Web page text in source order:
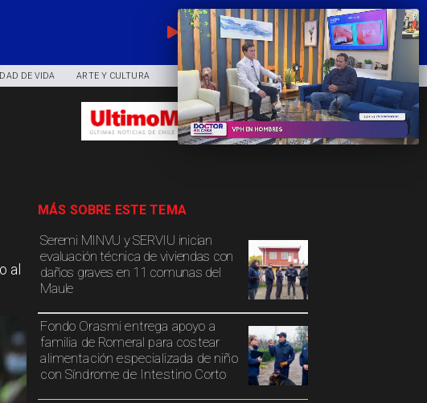
EN VIVO
DE VIDA ARTE Y CULTURA COMUNIDAD DEPORTES
Seremi MINVU y SERVIU inician
evaluación técnica de viviendas con
daños graves en 11 comunas del
Maule
Fondo Orasmi entrega apoyo a
familia de Romeral para costear
alimentación especializada de niño
con Síndrome de Intestino Corto
MÁS SOBRE ESTE TEMA
al